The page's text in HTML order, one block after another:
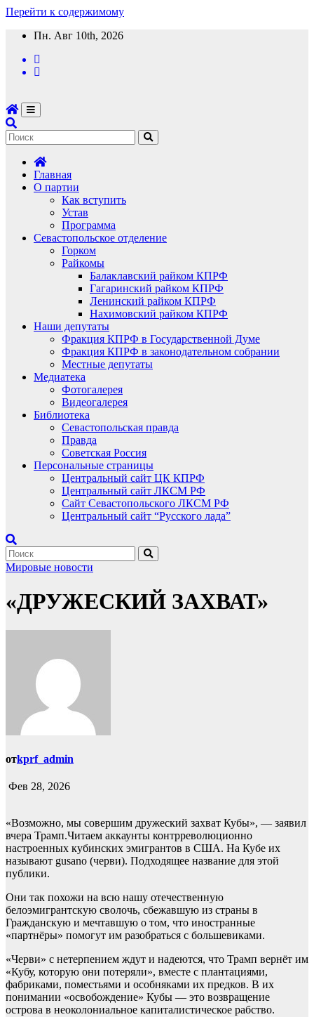
Перейти к содержимому
Пн. Авг 10th, 2026
Главная
О партии
Как вступить
Устав
Программа
Севастопольское отделение
Горком
Райкомы
Балаклавский райком КПРФ
Гагаринский райком КПРФ
Ленинский райком КПРФ
Нахимовский райком КПРФ
Наши депутаты
Фракция КПРФ в Государственной Думе
Фракция КПРФ в законодательном собрании
Местные депутаты
Медиатека
Фотогалерея
Видеогалерея
Библиотека
Севастопольская правда
Правда
Советская Россия
Персональные страницы
Центральный сайт ЦК КПРФ
Центральный сайт ЛКСМ РФ
Сайт Севастопольского ЛКСМ РФ
Центральный сайт “Русского лада”
Мировые новости
«ДРУЖЕСКИЙ ЗАХВАТ»
отkprf_admin
Фев 28, 2026
«Возможно, мы совершим дружеский захват Кубы», — заявил
вчера Трамп.Читаем аккаунты контрреволюционно
настроенных кубинских эмигрантов в США. На Кубе их
называют gusano (черви). Подходящее название для этой
публики.
Они так похожи на всю нашу отечественную
белоэмигрантскую сволочь, сбежавшую из страны в
Гражданскую и мечтавшую о том, что иностранные
«партнёры» помогут им разобраться с большевиками.
«Черви» с нетерпением ждут и надеются, что Трамп вернёт им
«Кубу, которую они потеряли», вместе с плантациями,
фабриками, поместьями и особняками их предков. В их
понимании «освобождение» Кубы — это возвращение
острова в неоколониальное капиталистическое рабство.